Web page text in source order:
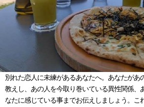
別れた恋人に未練があるあなたへ。あなたがあ
教えし、あの人を今取り巻いている異性関係、
なたに感じている事までお伝えしましょう。こ